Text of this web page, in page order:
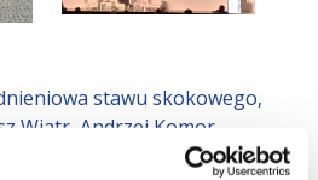
stawu skokowego,
Wiatr, Andrzej Komor
– OCD